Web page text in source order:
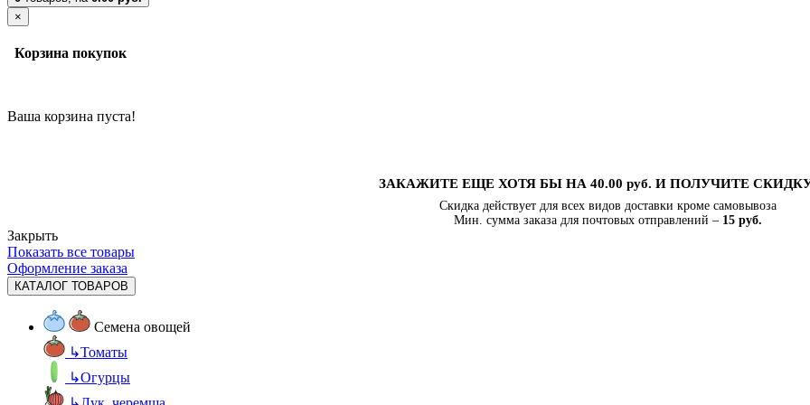
×
Корзина покупок
Ваша корзина пуста!
ЗАКАЖИТЕ ЕЩЕ ХОТЯ БЫ НА 40.00 руб. И ПОЛУЧИТЕ
Скидка действует для всех видов доставки кроме самовывоза
Мин. сумма заказа для почтовых отправлений – 15 руб.
Закрыть
Показать все товары
Оформление заказа
КАТАЛОГ ТОВАРОВ
Семена овощей
↳Томаты
↳Огурцы